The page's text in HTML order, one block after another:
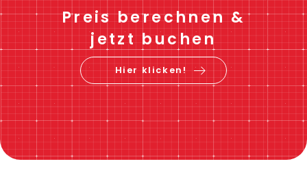
Preis berechnen &
jetzt buchen
Hier klicken!